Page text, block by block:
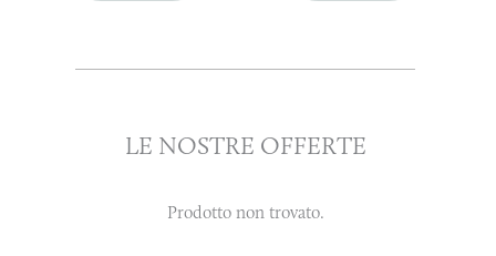
LE NOSTRE OFFERTE
Prodotto non trovato.